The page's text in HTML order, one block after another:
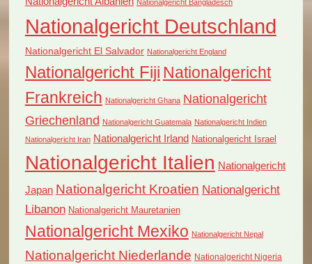
Nationalgericht Bangladesch
Nationalgericht Deutschland
Nationalgericht El Salvador Nationalgericht England
Nationalgericht Fiji Nationalgericht
Frankreich Nationalgericht Ghana Nationalgericht
Griechenland Nationalgericht Guatemala Nationalgericht Indien
Nationalgericht Iran Nationalgericht Irland Nationalgericht Israel
Nationalgericht Italien Nationalgericht
Japan Nationalgericht Kroatien Nationalgericht
Libanon Nationalgericht Mauretanien
Nationalgericht Mexiko Nationalgericht Nepal
Nationalgericht Niederlande Nationalgericht Nigeria